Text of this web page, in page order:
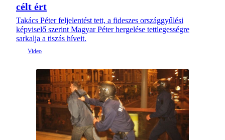
célt ért
Takács Péter feljelentést tett, a fideszes országgyűlési
képviselő szerint Magyar Péter hergelése tettlegességre
sarkalja a tiszás híveit.